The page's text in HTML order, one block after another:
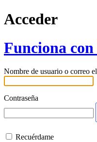
Acceder
Funciona
Nombre de usuario o correo
Contraseña
Recuérdame